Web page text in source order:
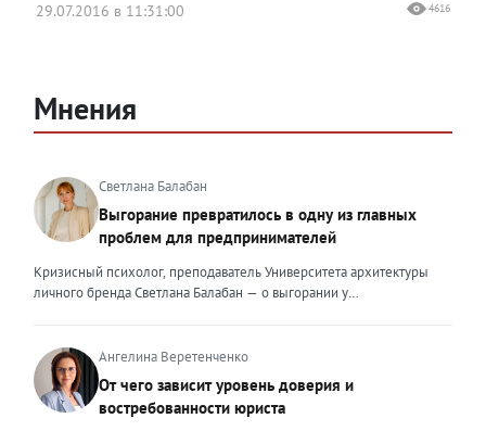
29.07.2016 в 11:31:00
4616
Мнения
Светлана Балабан
Выгорание превратилось в одну из главных
проблем для предпринимателей
Кризисный психолог, преподаватель Университета архитектуры
личного бренда Светлана Балабан — о выгорании у
проблемой, однако выгорание у предпринимателей заметно
отличается от выгорания у наёмных сотрудников. Наёмный
сотрудник может уйти на больничный или в отпуск, пожаловаться
на что-то начальству или сменить работу. Предприниматель — сам
Ангелина Веретенченко
От чего зависит уровень доверия и
востребованности юриста